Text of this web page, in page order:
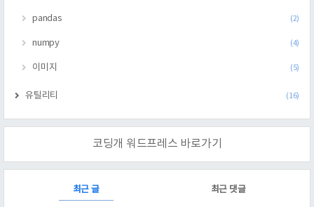
pandas (2)
numpy (4)
이미지 (5)
유틸리티 (16)
코딩개 워드프레스 바로가기
최근 글 최근 댓글